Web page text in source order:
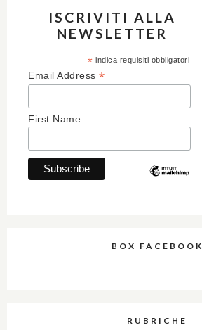
ISCRIVITI ALLA
NEWSLETTER
* indica requisiti obbligatori
Email Address *
First Name
BOX FACEBOOK
RUBRICHE